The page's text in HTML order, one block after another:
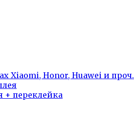
Xiaomi, Honor, Huawei и проч.
+ переклейка